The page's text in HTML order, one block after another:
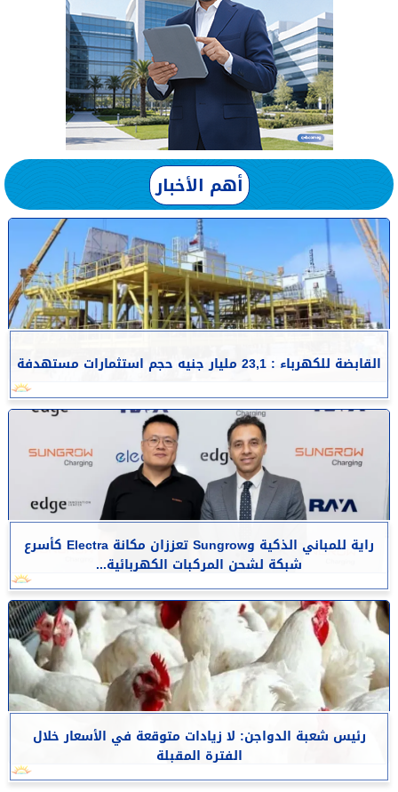
أهم الأخبار
القابضة للكهرباء : 23,1 مليار جنيه حجم استثمارات مستهدفة
راية للمباني الذكية وSungrow تعززان مكانة Electra كأسرع
شبكة لشحن المركبات الكهربائية...
رئيس شعبة الدواجن: لا زيادات متوقعة في الأسعار خلال
الفترة المقبلة